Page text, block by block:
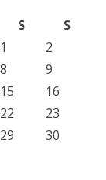
S
S
1
2
8
9
15
16
22
23
29
30